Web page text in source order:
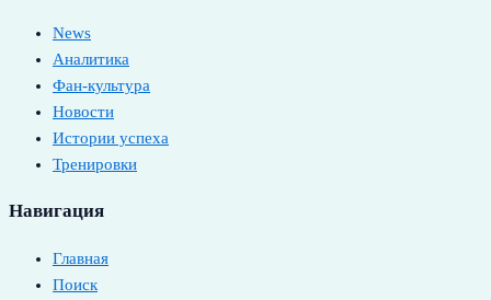
News
Аналитика
Фан-культура
Новости
Истории успеха
Тренировки
Навигация
Главная
Поиск